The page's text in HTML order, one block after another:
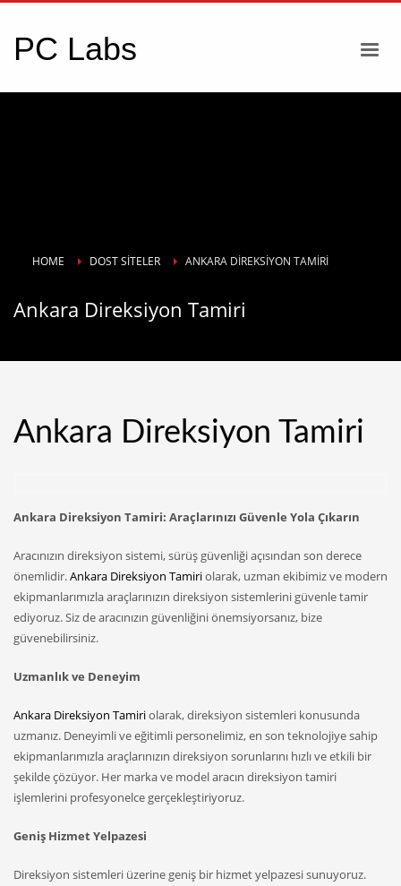
PC Labs
HOME DOST SITELER ANKARA DIREKSIYON TAMIRI
Ankara Direksiyon Tamiri
Ankara Direksiyon Tamiri
Ankara Direksiyon Tamiri: Araçlarınızı Güvenle Yola Çıkarın
Aracınızın direksiyon sistemi, sürüş güvenliği açısından son derece
önemlidir.Ankara Direksiyon Tamiriolarak, uzman ekibimiz ve modern
ekipmanlarımızla araçlarınızın direksiyon sistemlerini güvenle tamir
ediyoruz. Siz de aracınızın güvenliğini önemsiyorsanız, bize
güvenebilirsiniz.
Uzmanlık ve Deneyim
Ankara Direksiyon Tamiriolarak, direksiyon sistemleri konusunda
uzmanız. Deneyimli ve eğitimli personelimiz, en son teknolojiye sahip
ekipmanlarımızla araçlarınızın direksiyon sorunlarını hızlı ve etkili bir
şekilde çözüyor. Her marka ve model aracın direksiyon tamiri
işlemlerini profesyonelce gerçekleştiriyoruz.
Geniş Hizmet Yelpazesi
Direksiyon sistemleri üzerine geniş bir hizmet yelpazesi sunuyoruz.